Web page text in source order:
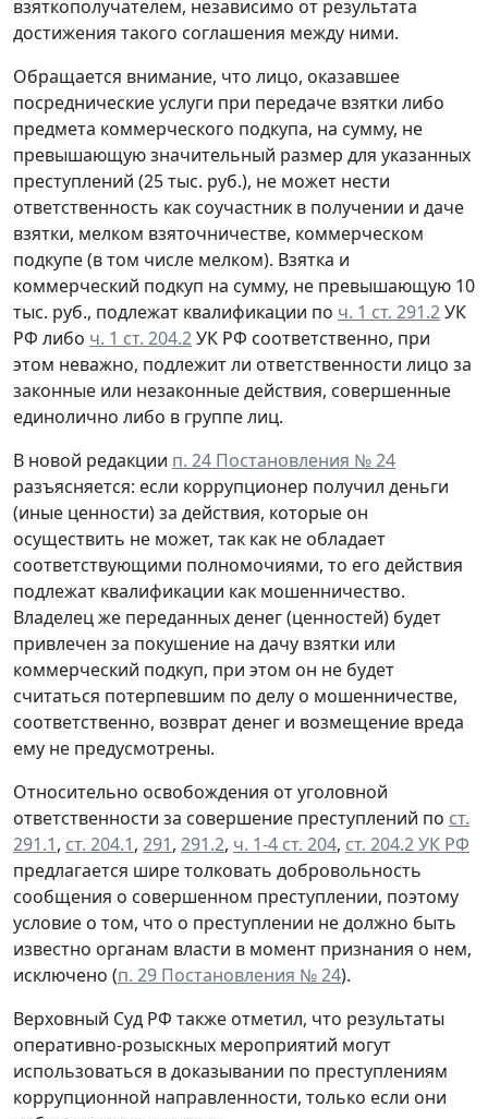
взяткополучателем, независимо от результата
достижения такого соглашения между ними.
Обращается внимание, что лицо, оказавшее
посреднические услуги при передаче взятки либо
предмета коммерческого подкупа, на сумму, не
превышающую значительный размер для указанных
преступлений (25 тыс. руб.), не может нести
ответственность как соучастник в получении и даче
взятки, мелком взяточничестве, коммерческом
подкупе (в том числе мелком). Взятка и
коммерческий подкуп на сумму, не превышающую 10
тыс. руб., подлежат квалификации по ч. 1 ст. 291.2УК
РФ либо ч. 1 ст. 204.2УК РФ соответственно, при
этом неважно, подлежит ли ответственности лицо за
законные или незаконные действия, совершенные
единолично либо в группе лиц.
В новой редакции п. 24 Постановления № 24
разъясняется: если коррупционер получил деньги
(иные ценности) за действия, которые он
осуществить не может, так как не обладает
соответствующими полномочиями, то его действия
подлежат квалификации как мошенничество.
Владелец же переданных денег (ценностей) будет
привлечен за покушение на дачу взятки или
коммерческий подкуп, при этом он не будет
считаться потерпевшим по делу о мошенничестве,
соответственно, возврат денег и возмещение вреда
ему не предусмотрены.
Относительно освобождения от уголовной
ответственности за совершение преступлений по ст.
291.1, ст. 204.1, 291, 291.2, ч. 1-4 ст. 204, ст. 204.2 УК РФ
предлагается шире толковать добровольность
сообщения о совершенном преступлении, поэтому
условие о том, что о преступлении не должно быть
известно органам власти в момент признания о нем,
исключено (п. 29 Постановления № 24).
Верховный Суд РФ также отметил, что результаты
оперативно-розыскных мероприятий могут
использоваться в доказывании по преступлениям
коррупционной направленности, только если они